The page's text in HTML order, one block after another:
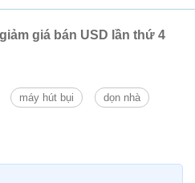
giá bán USD lần thứ 4
máy hút bụi dọn nhà